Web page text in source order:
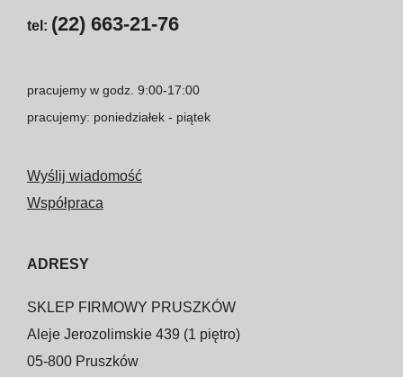
tel: (22) 663-21-76
pracujemy w godz. 9:00-17:00
pracujemy: poniedziałek - piątek
Wyślij wiadomość
Współpraca
ADRESY
SKLEP FIRMOWY PRUSZKÓW
Aleje Jerozolimskie 439 (1 piętro)
05-800 Pruszków